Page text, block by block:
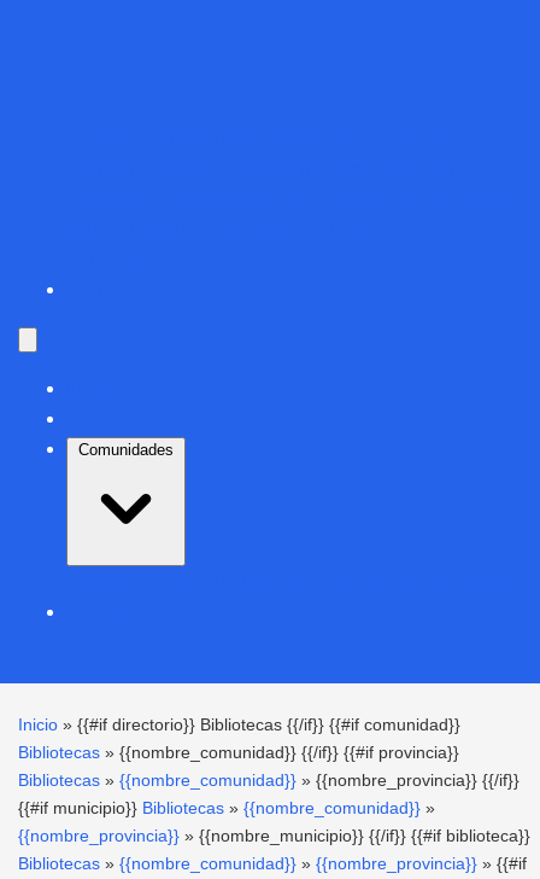
Comunidades
Inicio » {{#if directorio}} Bibliotecas {{/if}} {{#if comunidad}}
Bibliotecas » {{nombre_comunidad}} {{/if}} {{#if provincia}}
Bibliotecas » {{nombre_comunidad}} » {{nombre_provincia}} {{/if}}
{{#if municipio}} Bibliotecas » {{nombre_comunidad}} »
{{nombre_provincia}} » {{nombre_municipio}} {{/if}} {{#if biblioteca}}
Bibliotecas » {{nombre_comunidad}} » {{nombre_provincia}} » {{#if